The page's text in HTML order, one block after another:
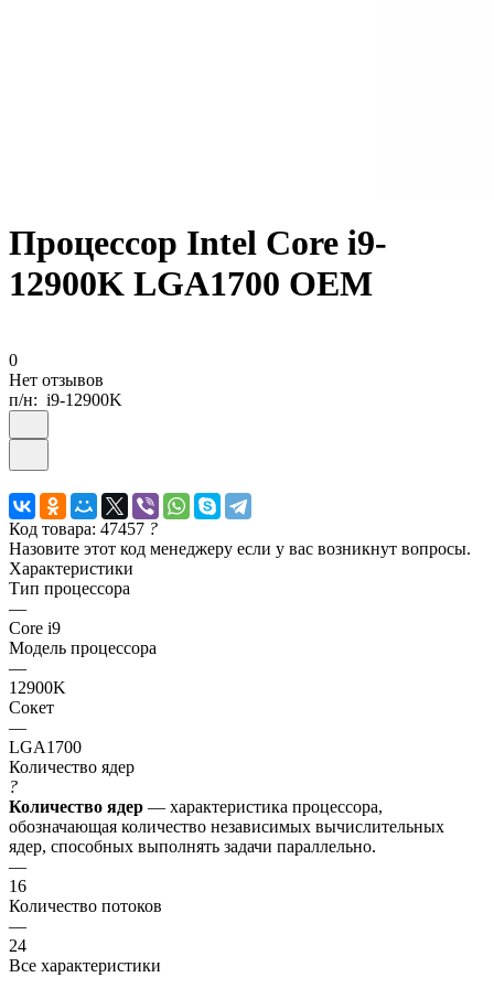
Процессор Intel Core i9-
12900K LGA1700 OEM
0
Нет отзывов
п/н: i9-12900K
Код товара: 47457 ?
Назовите этот код менеджеру если у вас возникнут вопросы.
Характеристики
Тип процессора
—
Core i9
Модель процессора
—
12900K
Сокет
—
LGA1700
Количество ядер
?
Количество ядер — характеристика процессора,
обозначающая количество независимых вычислительных
ядер, способных выполнять задачи параллельно.
—
16
Количество потоков
—
24
Все характеристики